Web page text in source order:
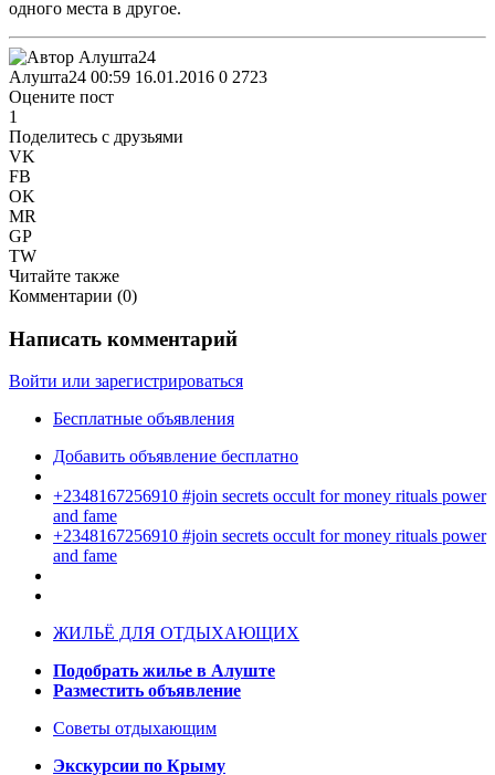
одного места в другое.
Алушта24 00:59 16.01.2016 0 2723
Оцените пост
1
Поделитесь с друзьями
VK
FB
OK
MR
GP
TW
Читайте также
Комментарии (0)
Написать комментарий
Войти или зарегистрироваться
Бесплатные объявления
Добавить объявление бесплатно
+2348167256910 #join secrets occult for money rituals power
and fame
+2348167256910 #join secrets occult for money rituals power
and fame
ЖИЛЬЁ ДЛЯ ОТДЫХАЮЩИХ
Подобрать жилье в Алуште
Разместить объявление
Советы отдыхающим
Экскурсии по Крыму